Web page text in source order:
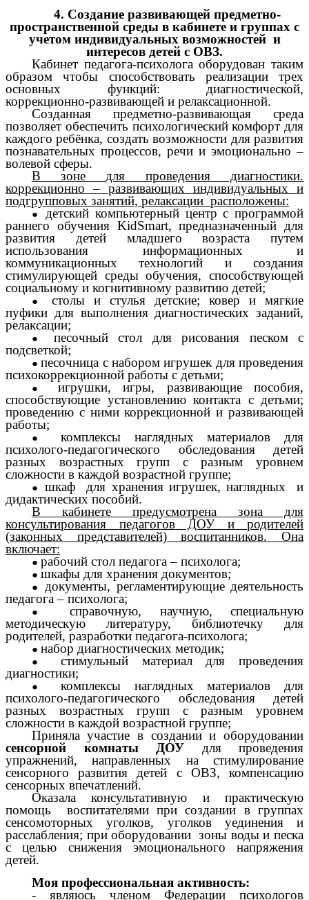
4. Создание развивающей предметно-
пространственной среды в кабинете и группах с
учетом индивидуальных возможностей и
интересов детей с ОВЗ.
Кабинет педагога-психолога оборудован таким
образом чтобы способствовать реализации трех
основных функций: диагностической,
коррекционно-развивающей и релаксационной.
Созданная предметно-развивающая среда
позволяет обеспечить психологический комфорт для
каждого ребёнка, создать возможности для развития
познавательных процессов, речи и эмоционально –
волевой сферы.
В зоне для проведения диагностики.
коррекционно – развивающих индивидуальных и
подгрупповых занятий, релаксации расположены:
детский компьютерный центр с программой
раннего обучения KidSmart, предназначенный для
развития детей младшего возраста путем
использования информационных и
коммуникационных технологий и создания
стимулирующей среды обучения, способствующей
социальному и когнитивному развитию детей;
столы и стулья детские; ковер и мягкие
пуфики для выполнения диагностических заданий,
релаксации;
песочный стол для рисования песком с
подсветкой;
песочница с набором игрушек для проведения
психокоррекционной работы с детьми;
игрушки, игры, развивающие пособия,
способствующие установлению контакта с детьми;
проведению с ними коррекционной и развивающей
работы;
комплексы наглядных материалов для
психолого-педагогического обследования детей
разных возрастных групп с разным уровнем
сложности в каждой возрастной группе;
шкаф для хранения игрушек, наглядных и
дидактических пособий.
В кабинете предусмотрена зона для
консультирования педагогов ДОУ и родителей
(законных представителей) воспитанников. Она
включает:
рабочий стол педагога – психолога;
шкафы для хранения документов;
документы, регламентирующие деятельность
педагога – психолога;
справочную, научную, специальную
методическую литературу, библиотечку для
родителей, разработки педагога-психолога;
набор диагностических методик;
стимульный материал для проведения
диагностики;
комплексы наглядных материалов для
психолого-педагогического обследования детей
разных возрастных групп с разным уровнем
сложности в каждой возрастной группе;
Приняла участие в создании и оборудовании
сенсорной комнаты ДОУ для проведения
упражнений, направленных на стимулирование
сенсорного развития детей с ОВЗ, компенсацию
сенсорных впечатлений.
Оказала консультативную и практическую
помощь воспитателями при создании в группах
сенсомоторных уголков, уголков уединения и
расслабления; при оборудовании зоны воды и песка
с целью снижения эмоционального напряжения
детей.
Моя профессиональная активность:
- являюсь членом Федерации психологов